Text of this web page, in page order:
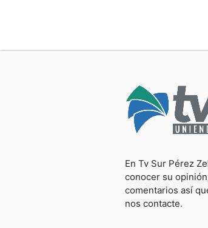
En Tv Sur Pérez
conocer su
comentarios así
nos contacte.